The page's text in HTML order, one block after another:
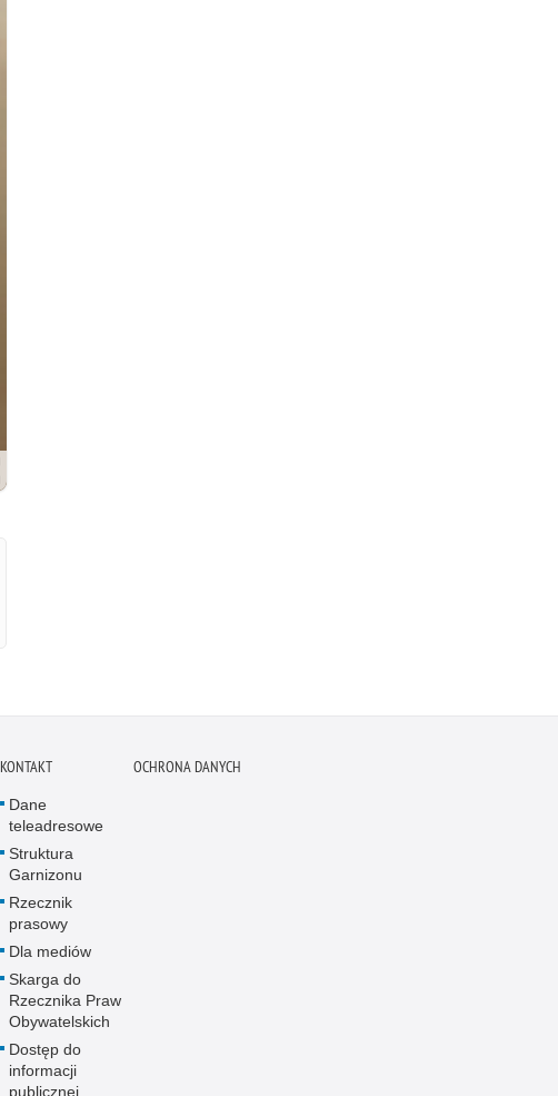
KONTAKT
Dane
teleadresowe
Struktura
Garnizonu
Rzecznik
prasowy
Dla mediów
Skarga do
Rzecznika Praw
Obywatelskich
Dostęp do
informacji
publicznej
OCHRONA DANYCH